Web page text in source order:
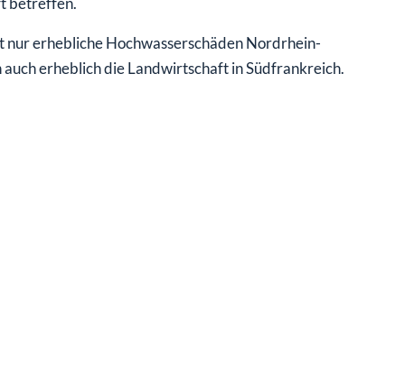
erhebliche Hochwasserschäden Nordrhein-
erheblich die Landwirtschaft in Südfrankreich.